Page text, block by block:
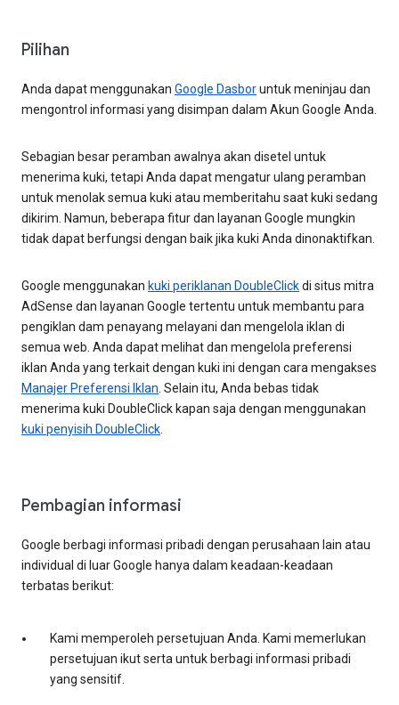
Pilihan
Anda dapat menggunakan Google Dasboruntuk meninjau dan
mengontrol informasi yang disimpan dalam Akun Google Anda.
Sebagian besar peramban awalnya akan disetel untuk
menerima kuki, tetapi Anda dapat mengatur ulang peramban
untuk menolak semua kuki atau memberitahu saat kuki sedang
dikirim. Namun, beberapa fitur dan layanan Google mungkin
tidak dapat berfungsi dengan baik jika kuki Anda dinonaktifkan.
Google menggunakan kuki periklanan DoubleClickdi situs mitra
AdSense dan layanan Google tertentu untuk membantu para
pengiklan dam penayang melayani dan mengelola iklan di
semua web. Anda dapat melihat dan mengelola preferensi
iklan Anda yang terkait dengan kuki ini dengan cara mengakses
Manajer Preferensi Iklan . Selain itu, Anda bebas tidak
menerima kuki DoubleClick kapan saja dengan menggunakan
kuki penyisih DoubleClick
Pembagian informasi
Google berbagi informasi pribadi dengan perusahaan lain atau
individual di luar Google hanya dalam keadaan-keadaan
terbatas berikut:
Kami memperoleh persetujuan Anda. Kami memerlukan
persetujuan ikut serta untuk berbagi informasi pribadi
yang sensitif.